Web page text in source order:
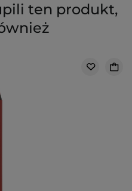
ten produkt,